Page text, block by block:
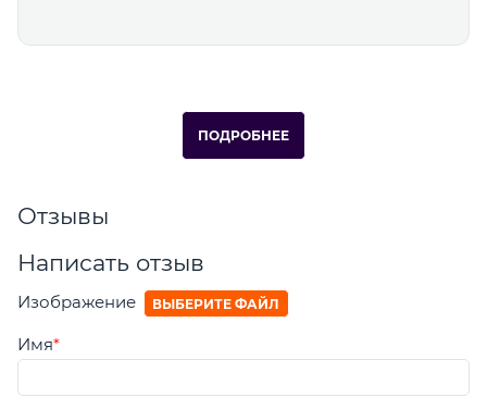
ПОДРОБНЕЕ
Отзывы
Написать отзыв
Изображение ВЫБЕРИТЕ ФАЙЛ
Имя